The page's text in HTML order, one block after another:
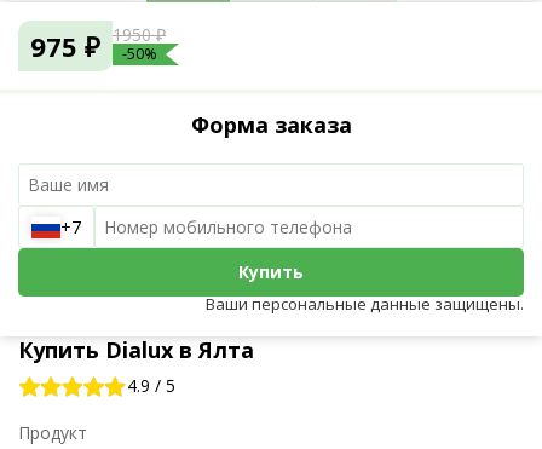
Купить Dialux в Ялта
4.9 / 5
Продукт
975 ₽ 1950 ₽
-50%
Форма заказа
+7
Купить
Ваши персональные данные защищены.